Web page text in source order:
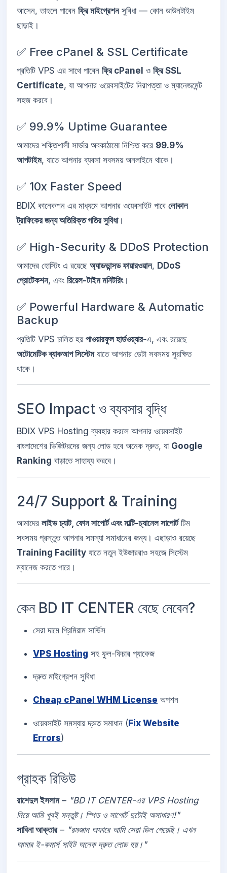
আসেন, তাহলে পাবেন ফ্রি মাইগ্রেশনসুবিধা — কোন ডাউনটাইম
ছাড়াই।
✅ Free cPanel & SSL Certificate
প্রতিটি VPS এর সাথে পাবেন ফ্রি cPanel ও ফ্রি SSL
Certificate, যা আপনার ওয়েবসাইটের নিরাপত্তা ও ম্যানেজমেন্ট
সহজ করবে।
✅ 99.9% Uptime Guarantee
আমাদের শক্তিশালী সার্ভার অবকাঠামো নিশ্চিত করে 99.9%
আপটাইম, যাতে আপনার ব্যবসা সবসময় অনলাইনে থাকে।
✅ 10x Faster Speed
BDIX কানেকশন এর মাধ্যমে আপনার ওয়েবসাইট পাবে লোকাল
ট্রাফিকের জন্য অতিরিক্ত গতির সুবিধা।
✅ High-Security & DDoS Protection
আমাদের হোস্টিং এ রয়েছে অ্যাডভান্সড ফায়ারওয়াল, DDoS
প্রোটেকশন, এবং রিয়েল-টাইম মনিটরিং।
✅ Powerful Hardware & Automatic
Backup
প্রতিটি VPS চালিত হয় পাওয়ারফুল হার্ডওয়্যার-এ, এবং রয়েছে
অটোমেটিক ব্যাকআপ সিস্টেমযাতে আপনার ডেটা সবসময় সুরক্ষিত
থাকে।
SEO Impact ও ব্যবসার বৃদ্ধি
BDIX VPS Hosting ব্যবহার করলে আপনার ওয়েবসাইট
বাংলাদেশের ভিজিটরদের জন্য লোড হবে অনেক দ্রুত, যা Google
Ranking বাড়াতে সাহায্য করবে।
24/7 Support & Training
আমাদের লাইভ চ্যাট, ফোন সাপোর্ট এবং মাল্টি-চ্যানেল সাপোর্টটিম
সবসময় প্রস্তুত আপনার সমস্যা সমাধানের জন্য। এছাড়াও রয়েছে
Training Facility যাতে নতুন ইউজাররাও সহজে সিস্টেম
ম্যানেজ করতে পারে।
কেন BD IT CENTER বেছে নেবেন?
সেরা দামে প্রিমিয়াম সার্ভিস
VPS Hosting সহ ফুল-ফিচার প্যাকেজ
দ্রুত মাইগ্রেশন সুবিধা
Cheap cPanel WHM License অপশন
ওয়েবসাইট সমস্যায় দ্রুত সমাধান (Fix Website
Errors)
গ্রাহক রিভিউ
রাশেদুল ইসলাম– "BD IT CENTER-এর VPS Hosting
নিয়ে আমি খুবই সন্তুষ্ট। স্পিড ও সাপোর্ট দুটোই অসাধারণ!"
সাবিনা আক্তার– "রমজান অফারে আমি সেরা ডিল পেয়েছি। এখন
আমার ই-কমার্স সাইট অনেক দ্রুত লোড হয়।"